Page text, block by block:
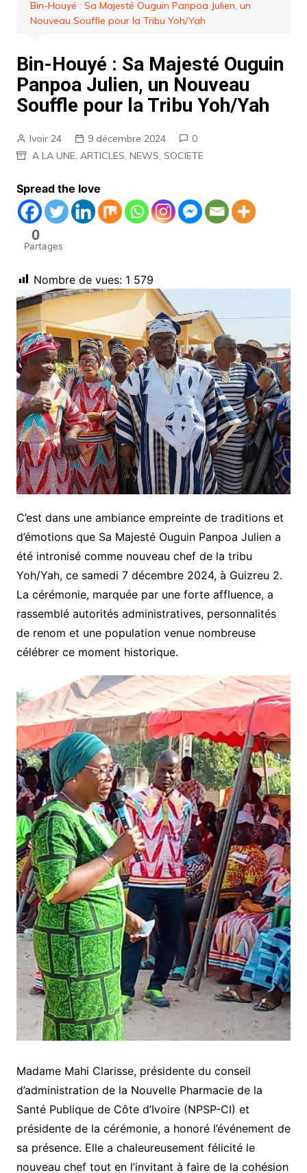
Bin-Houyé : Sa Majesté Ouguin Panpoa Julien, un
Nouveau Souffle pour la Tribu Yoh/Yah
Bin-Houyé : Sa Majesté Ouguin
Panpoa Julien, un Nouveau
Souffle pour la Tribu Yoh/Yah
Ivoir 24 9 décembre 2024
0
A LA UNE, ARTICLES, NEWS, SOCIETE
Spread the love
0
Partages
Nombre de vues: 1 579
C’est dans une ambiance empreinte de traditions et
d’émotions que Sa Majesté Ouguin Panpoa Julien a
été intronisé comme nouveau chef de la tribu
Yoh/Yah, ce samedi 7 décembre 2024, à Guizreu 2.
La cérémonie, marquée par une forte affluence, a
rassemblé autorités administratives, personnalités
de renom et une population venue nombreuse
célébrer ce moment historique.
Madame Mahi Clarisse, présidente du conseil
d’administration de la Nouvelle Pharmacie de la
Santé Publique de Côte d’Ivoire (NPSP-CI) et
présidente de la cérémonie, a honoré l’événement de
sa présence. Elle a chaleureusement félicité le
nouveau chef tout en l’invitant à faire de la cohésion